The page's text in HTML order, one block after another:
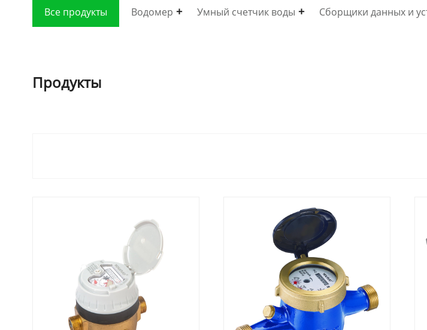
Все продукты Водомер Умный счетчик воды Сборщики данных и
Продукты